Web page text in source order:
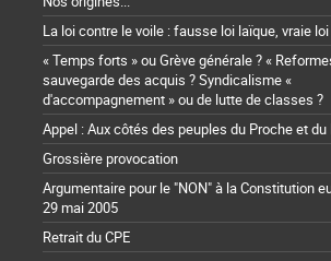
La loi contre le voile : fausse loi laïque, vraie
« Temps forts » ou Grève générale ? «
sauvegarde des acquis ? Syndicalisme «
d'accompagnement » ou de lutte de classes ?
Appel : Aux côtés des peuples du Proche et
Grossière provocation
Argumentaire pour le "NON" à la Constitution
29 mai 2005
Retrait du CPE